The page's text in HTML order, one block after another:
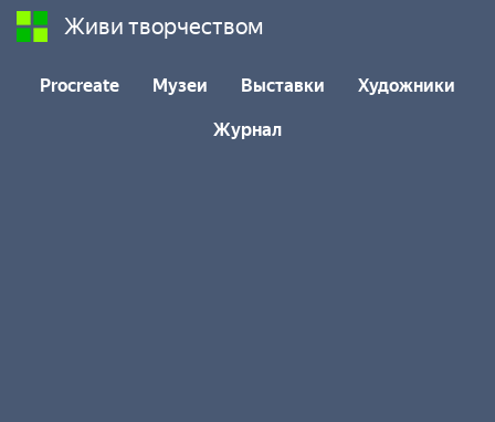
Живи творчеством
Procreate Музеи Выставки Художники
Журнал